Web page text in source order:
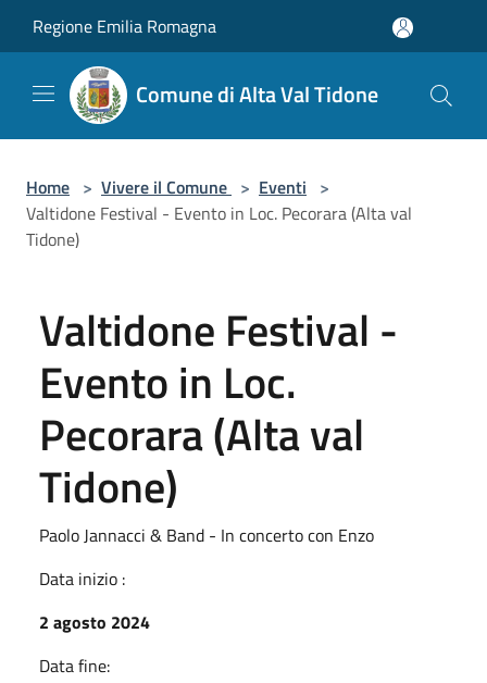
Regione Emilia Romagna
Comune di Alta Val Tidone
Home > Vivere il Comune > Eventi >
Valtidone Festival - Evento in Loc. Pecorara (Alta val
Tidone)
Valtidone Festival -
Evento in Loc.
Pecorara (Alta val
Tidone)
Paolo Jannacci & Band - In concerto con Enzo
Data inizio :
2 agosto 2024
Data fine: